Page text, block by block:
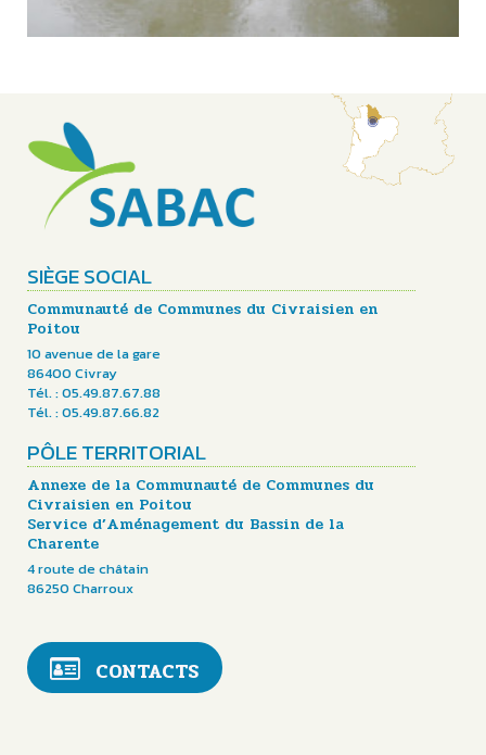
SIÈGE SOCIAL
Communauté de Communes du Civraisien en
Poitou
10 avenue de la gare
86400 Civray
Tél. : 05.49.87.67.88
Tél. : 05.49.87.66.82
PÔLE TERRITORIAL
Annexe de la Communauté de Communes du
Civraisien en Poitou
Service d’Aménagement du Bassin de la
Charente
4 route de châtain
86250 Charroux
CONTACTS